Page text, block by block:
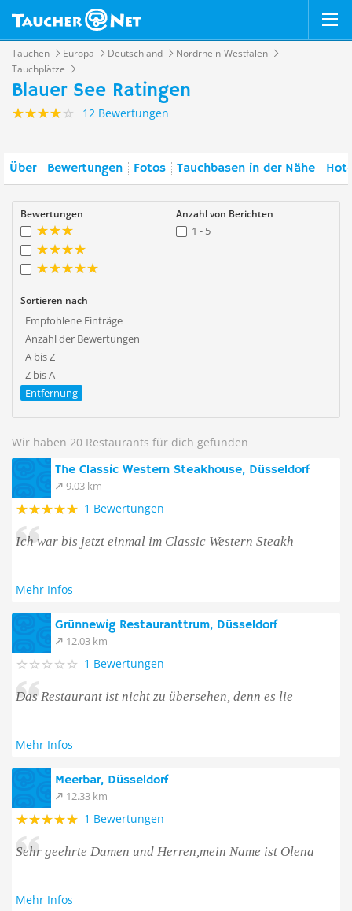
Tauchen Europa Deutschland
Nordrhein-Westfalen
Tauchplätze
Blauer See Ratingen
12 Bewertungen
Über Bewertungen Fotos Tauchbasen in der Nähe
Bewertungen Anzahl von Berichten
1 - 5
Sortieren nach
Empfohlene Einträge
Anzahl der Bewertungen
A bis Z
Z bis A
Entfernung
Wir haben 20 Restaurants für dich gefunden
The Classic Western Steakhouse, Düsseldorf
9.03 km
1 Bewertungen
Ich war bis jetzt einmal im Classic Western Steakh
Mehr Infos
Grünnewig Restauranttrum, Düsseldorf
12.03 km
1 Bewertungen
Das Restaurant ist nicht zu übersehen, denn es lie
Mehr Infos
Meerbar, Düsseldorf
12.33 km
1 Bewertungen
Sehr geehrte Damen und Herren,mein Name ist Olena
Mehr Infos